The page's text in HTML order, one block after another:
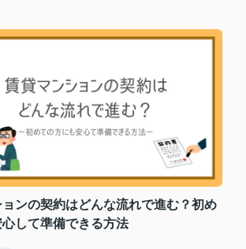
ンの契約はどんな流れで進む？初め
して準備できる方法